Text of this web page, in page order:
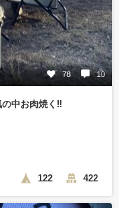
78 10
中お肉焼く‼️
122 422